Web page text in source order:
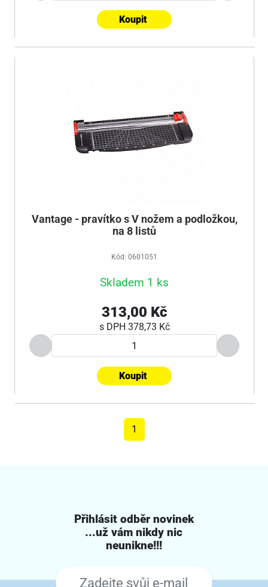
Koupit
Vantage - pravítko s V nožem a podložkou,
na 8 listů
Kód: 0601051
Skladem 1 ks
313,00 Kč
s DPH 378,73 Kč
Koupit
1
Přihlásit odběr novinek
...už vám nikdy nic
neunikne!!!